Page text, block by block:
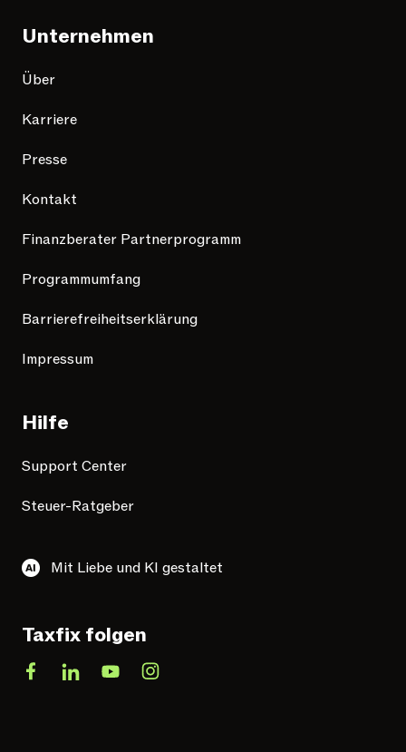
Unternehmen
Über
Karriere
Presse
Kontakt
Finanzberater Partnerprogramm
Programmumfang
Barrierefreiheitserklärung
Impressum
Hilfe
Support Center
Steuer-Ratgeber
Mit Liebe und KI gestaltet
Taxfix folgen